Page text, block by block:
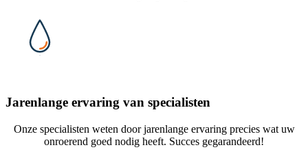
Jarenlange ervaring van specialisten
Onze specialisten weten door jarenlange ervaring precies wat uw
onroerend goed nodig heeft. Succes gegarandeerd!